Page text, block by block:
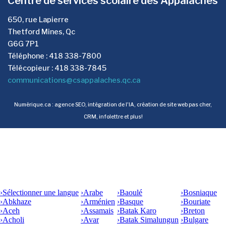
650, rue Lapierre
Thetford Mines, Qc
G6G 7P1
Téléphone : 418 338-7800
Télécopieur : 418 338-7845
communications@csappalaches.qc.ca
Numérique.ca : agence SEO, intégration de l'IA, création de site web pas cher,
CRM, infolettreet plus!